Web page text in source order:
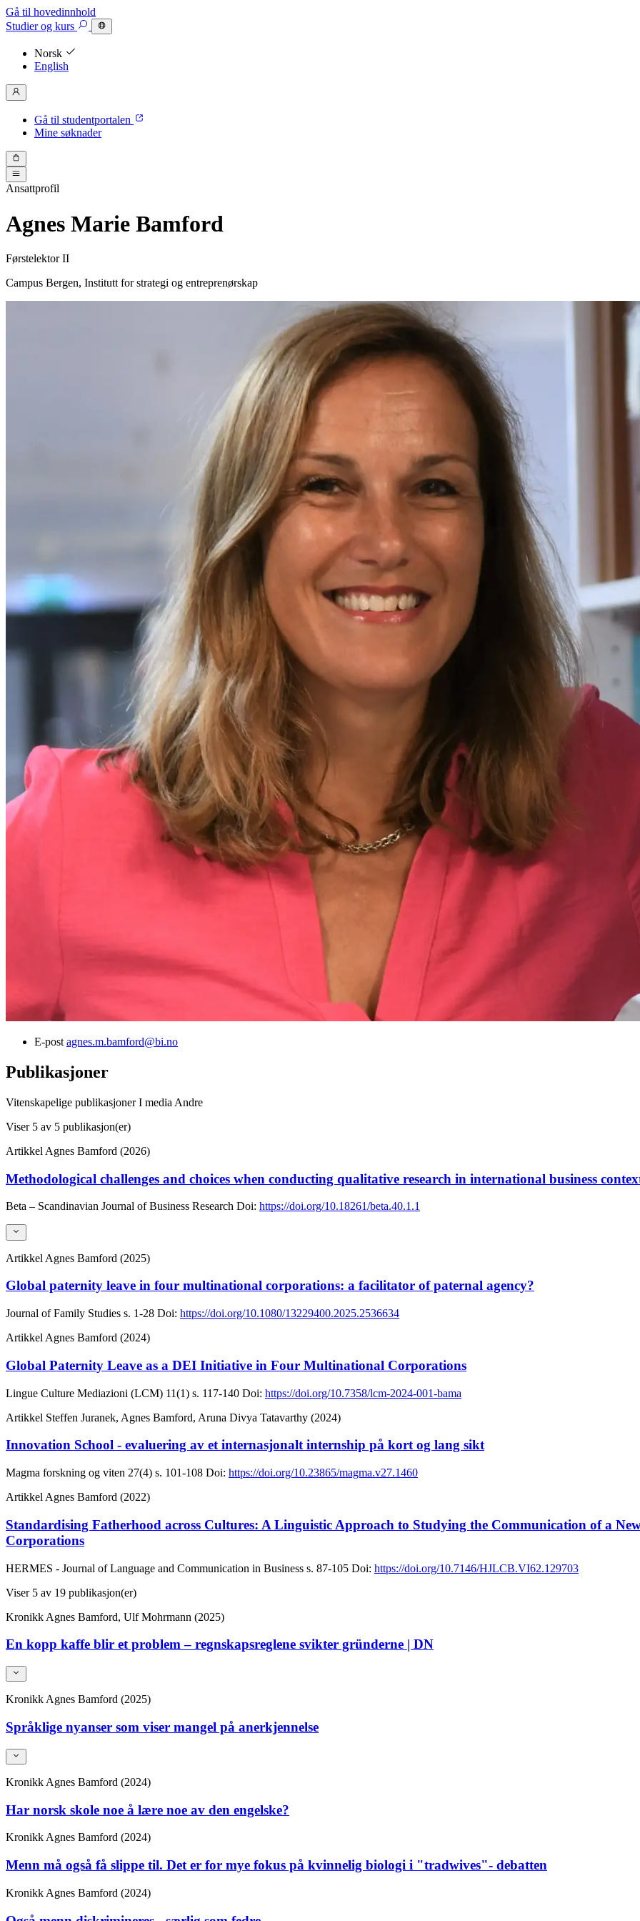
Gå til hovedinnhold
Studierog kurs
Norsk
English
Gå til studentportalen
Mine søknader
Ansattprofil
Agnes Marie Bamford
Førstelektor II
Campus Bergen, Institutt for strategi og entreprenørskap
E-post agnes.m.bamford@bi.no
Publikasjoner
Vitenskapelige publikasjonerI media Andre
Viser 5 av 5 publikasjon(er)
Artikkel Agnes Bamford (2026)
Methodological challenges and choices when conducting qualitative research in international business
Beta – Scandinavian Journal of Business Research Doi: https://doi.org/10.18261/beta.40.1.1
Artikkel Agnes Bamford (2025)
Global paternity leave in four multinational corporations: a facilitator of paternal agency?
Journal of Family Studies s. 1-28 Doi: https://doi.org/10.1080/13229400.2025.2536634
Artikkel Agnes Bamford (2024)
Global Paternity Leave as a DEI Initiative in Four Multinational Corporations
Lingue Culture Mediazioni (LCM) 11(1) s. 117-140 Doi: https://doi.org/10.7358/lcm-2024-001-bama
Artikkel Steffen Juranek, Agnes Bamford, Aruna Divya Tatavarthy (2024)
Innovation School - evaluering av et internasjonalt internship på kort og lang sikt
Magma forskning og viten 27(4) s. 101-108 Doi: https://doi.org/10.23865/magma.v27.1460
Artikkel Agnes Bamford (2022)
Standardising Fatherhood across Cultures: A Linguistic Approach to Studying the Communication of a
Corporations
HERMES - Journal of Language and Communication in Business s. 87-105 Doi: https://doi.org/10.7146/HJLCB.VI62.129703
Viser 5 av 19 publikasjon(er)
Kronikk Agnes Bamford, Ulf Mohrmann (2025)
En kopp kaffe blir et problem – regnskapsreglene svikter gründerne | DN
Kronikk Agnes Bamford (2025)
Språklige nyanser som viser mangel på anerkjennelse
Kronikk Agnes Bamford (2024)
Har norsk skole noe å lære noe av den engelske?
KronikkAgnes Bamford (2024)
Menn må også få slippe til. Det er for mye fokus på kvinnelig biologi i "tradwives"- debatten
Kronikk Agnes Bamford (2024)